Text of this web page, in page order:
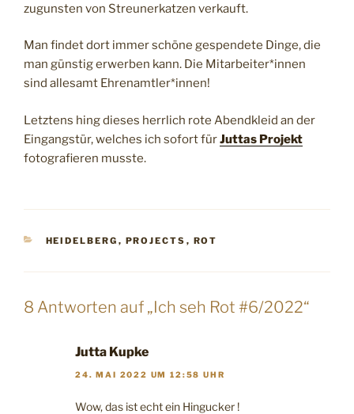
zugunsten von Streunerkatzen verkauft.
Man findet dort immer schöne gespendete Dinge, die
man günstig erwerben kann. Die Mitarbeiter*innen
sind allesamt Ehrenamtler*innen!
Letztens hing dieses herrlich rote Abendkleid an der
Eingangstür, welches ich sofort fürJuttas Projekt
fotografieren musste.
KATEGORIEN
HEIDELBERG , PROJECTS , ROT
8 Antworten auf „Ich seh Rot #6/2022“
Jutta Kupke
24. MAI 2022 UM 12:58 UHR
Wow, das ist echt ein Hingucker !